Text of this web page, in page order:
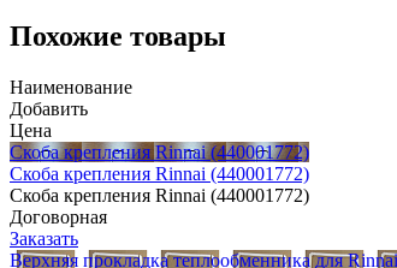
Похожие товары
Наименование
Добавить
Цена
Скоба крепления Rinnai (440001772)
Скоба крепления Rinnai (440001772)
Скоба крепления Rinnai (440001772)
Договорная
Заказать
Верхняя прокладка теплообменника для